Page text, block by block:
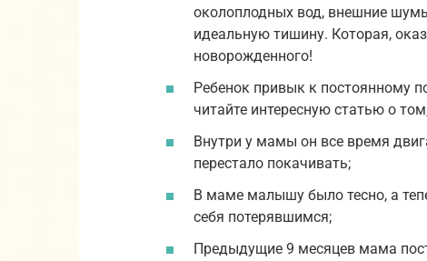
околоплодных вод, внешние
идеальную тишину. Которая,
новорожденного!
Ребенок привык к постоянному
читайте интересную статью о
Внутри у мамы он все время
перестало покачивать;
В маме малышу было тесно, а
себя потерявшимся;
Предыдущие 9 месяцев мама